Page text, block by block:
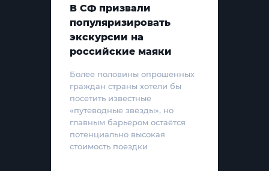
В СФ призвали
популяризировать
экскурсии на
российские маяки
Более половины опрошенных
граждан страны хотели бы
посетить известные
«путеводные звёзды», но
главным барьером остаётся
потенциально высокая
стоимость поездки